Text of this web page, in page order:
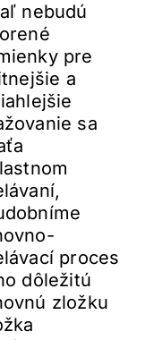
nebudú
pre
a
sa
proces
dôležitú
zložku